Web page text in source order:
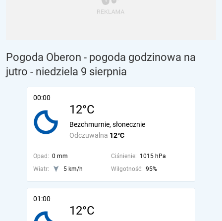
Pogoda Oberon - pogoda godzinowa na
jutro - niedziela 9 sierpnia
00:00
12°C
Odczuwalna 12°C
Bezchmurnie, słonecznie
Opad: 0 mm Ciśnienie: 1015 hPa
Wiatr:
5 km/h Wilgotność: 95%
01:00
12°C